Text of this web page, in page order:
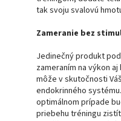
tak svoju svalovú
Zameranie bez
Jedinečný produkt
zameraním na výkon
môže v skutočnosti
endokrinného
optimálnom prípade
priebehu tréningu